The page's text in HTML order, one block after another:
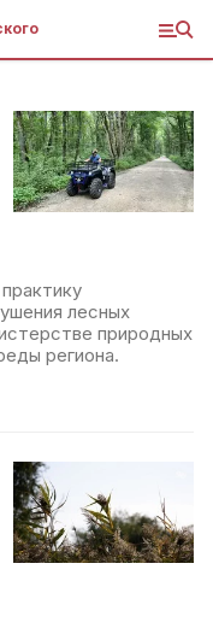
лесных
природных
региона.